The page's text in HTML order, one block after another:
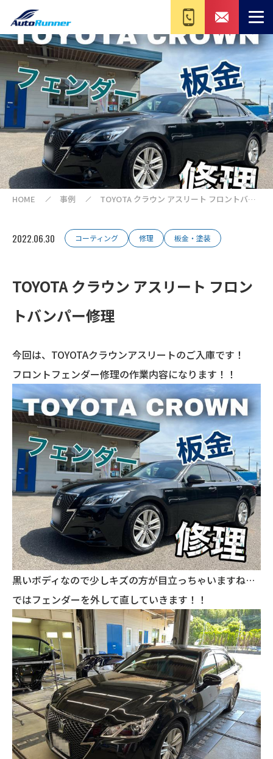
HOME 事例
TOYOTA クラウン アスリート フロントバン
2022.06.30 コーティング 修理 板金・塗装
TOYOTA クラウン アスリート フロン
トバンパー修理
今回は、TOYOTAクラウンアスリートのご入庫です！
フロントフェンダー修理の作業内容になります！！
黒いボディなので少しキズの方が目立っちゃいますね…
ではフェンダーを外して直していきます！！